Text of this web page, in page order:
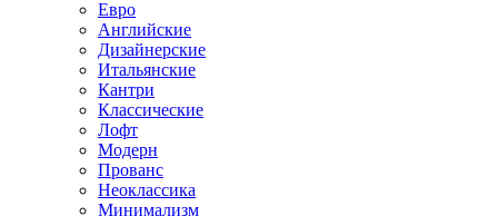
Евро
Английские
Дизайнерские
Итальянские
Кантри
Классические
Лофт
Модерн
Прованс
Неоклассика
Минимализм